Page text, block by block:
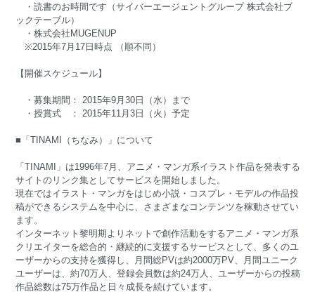
・読書のお時間です（サイバーエージェントグループ 株式会社ブ
ックテーブル）
・株式会社MUGENUP
※2015年7月17日時点 （順不同）
【開催スケジュール】
・募集期間： 2015年9月30日（水）まで
・授賞式 ： 2015年11月3日（火）予定
■「TINAMI（ちなみ）」について
「TINAMI」は1996年7月、アニメ・マンガ系イラスト作品を発表する
サイトのリンク集としてサービスを開始しました。
現在ではイラスト・マンガをはじめ小説・コスプレ・モデルの作品投
稿ができるシステムを中心に、さまざまなコンテンツを稼動させてい
ます。
インターネット黎明期よりネットで創作活動をするアニメ・マンガ系
クリエイターを総合的・継続的に支援するサービスとして、多くのユ
ーザーからの支持を獲得し、月間総PVは約2000万PV、月間ユニーク
ユーザーは、約70万人、登録会員数は約24万人、ユーザーからの投稿
作品総数は75万作品と日々成長を続けています。